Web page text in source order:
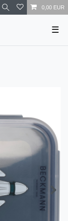
0,00 EUR
☰